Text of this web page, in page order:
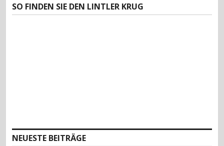
SO FINDEN SIE DEN LINTLER KRUG
NEUESTE BEITRÄGE